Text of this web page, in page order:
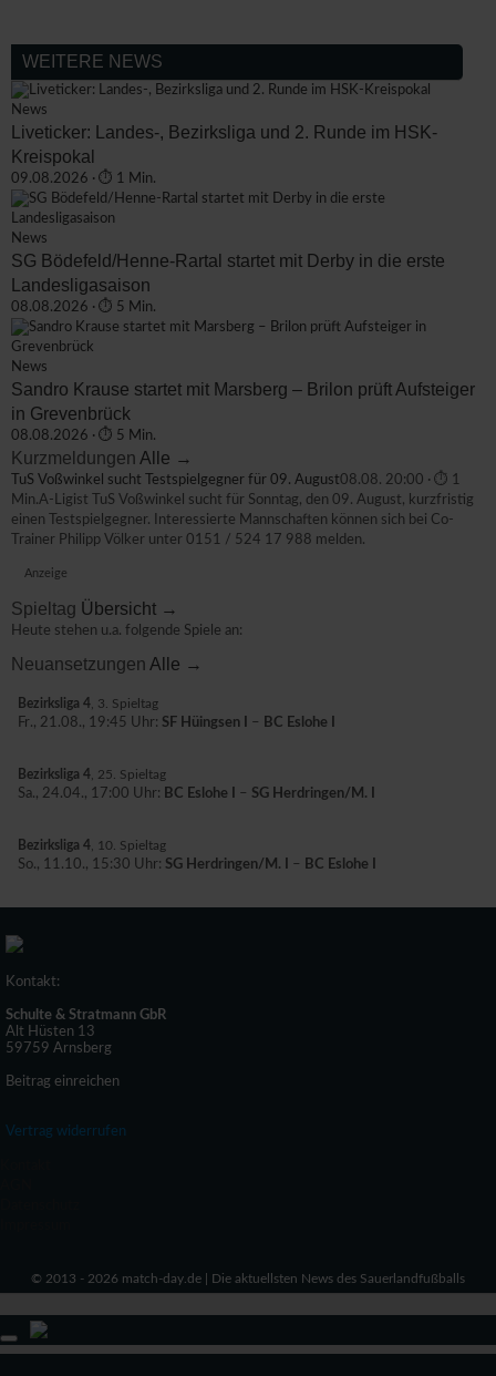
WEITERE NEWS
News
Liveticker: Landes-, Bezirksliga und 2. Runde im HSK-
Kreispokal
09.08.2026 · ⏱ 1 Min.
News
SG Bödefeld/Henne-Rartal startet mit Derby in die erste
Landesligasaison
08.08.2026 · ⏱ 5 Min.
News
Sandro Krause startet mit Marsberg – Brilon prüft Aufsteiger
in Grevenbrück
08.08.2026 · ⏱ 5 Min.
Kurzmeldungen Alle →
TuS Voßwinkel sucht Testspielgegner für 09. August08.08. 20:00 · ⏱ 1
Min.A-Ligist TuS Voßwinkel sucht für Sonntag, den 09. August, kurzfristig
einen Testspielgegner. Interessierte Mannschaften können sich bei Co-
Trainer Philipp Völker unter 0151 / 524 17 988 melden.
Anzeige
Spieltag Übersicht →
Heute stehen u.a. folgende Spiele an:
Neuansetzungen Alle →
Bezirksliga 4 , 3. Spieltag
Fr., 21.08., 19:45 Uhr: SF Hüingsen I – BC Eslohe I
Bezirksliga 4 , 25. Spieltag
Sa., 24.04., 17:00 Uhr: BC Eslohe I – SG Herdringen/M. I
Bezirksliga 4 , 10. Spieltag
So., 11.10., 15:30 Uhr: SG Herdringen/M. I – BC Eslohe I
Kontakt:
Schulte & Stratmann GbR
Alt Hüsten 13
59759 Arnsberg
Beitrag einreichen
Vertrag widerrufen
© 2013 - 2026 match-day.de | Die aktuellsten News des Sauerlandfußballs